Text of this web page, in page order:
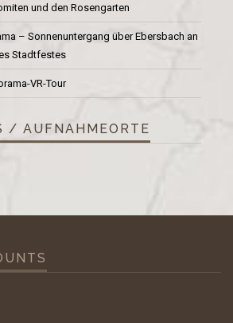
und den Rosengarten
– Sonnenuntergang über Ebersbach an
Stadtfestes
VR-Tour
/ AUFNAHMEORTE